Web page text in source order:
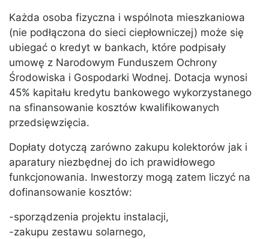
Każda osoba fizyczna i wspólnota mieszkaniowa
(nie podłączona do sieci ciepłowniczej) może się
ubiegać o kredyt w bankach, które podpisały
umowę z Narodowym Funduszem Ochrony
Środowiska i Gospodarki Wodnej. Dotacja wynosi
45% kapitału kredytu bankowego wykorzystanego
na sfinansowanie kosztów kwalifikowanych
przedsięwzięcia.
Dopłaty dotyczą zarówno zakupu kolektorów jak i
aparatury niezbędnej do ich prawidłowego
funkcjonowania. Inwestorzy mogą zatem liczyć na
dofinansowanie kosztów:
-sporządzenia projektu instalacji,
-zakupu zestawu solarnego,